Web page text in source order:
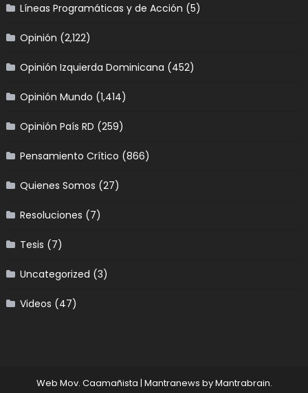
Líneas Programáticas y de Acción (5)
Opinión (2,122)
Opinión Izquierda Dominicana (452)
Opinión Mundo (1,414)
Opinión País RD (259)
Pensamiento Crítico (866)
Quienes Somos (27)
Resoluciones (7)
Tesis (7)
Uncategorized (3)
Videos (47)
Web Mov. Caamañista | Mantranews byMantrabrain.